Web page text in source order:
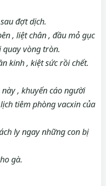
đợt dịch.
, liệt chân , đầu mỏ gục
quay vòng tròn.
kinh , kiệt sức rồi chết.
, khuyến cáo người
tiêm phòng vacxin của
ly ngay những con bị
gà.